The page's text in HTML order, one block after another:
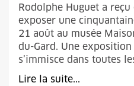
Rodolphe Huguet a
exposer une
21 août au musée
du-Gard. Une
s’immisce dans toutes
Lire la suite...